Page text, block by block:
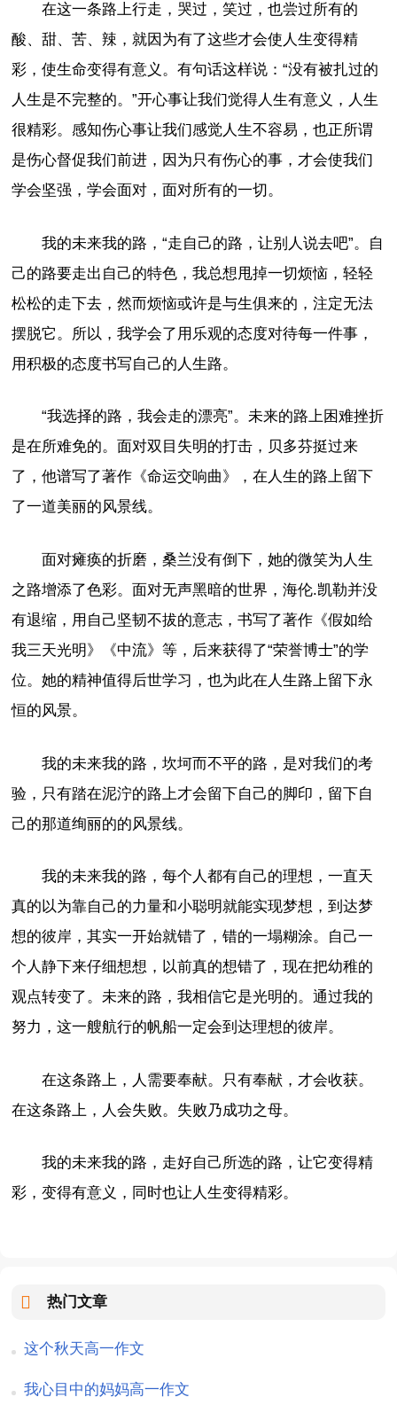
在这一条路上行走，哭过，笑过，也尝过所有的
酸、甜、苦、辣，就因为有了这些才会使人生变得精
彩，使生命变得有意义。有句话这样说：“没有被扎过的
人生是不完整的。”开心事让我们觉得人生有意义，人生
很精彩。感知伤心事让我们感觉人生不容易，也正所谓
是伤心督促我们前进，因为只有伤心的事，才会使我们
学会坚强，学会面对，面对所有的一切。
我的未来我的路，“走自己的路，让别人说去吧”。自
己的路要走出自己的特色，我总想甩掉一切烦恼，轻轻
松松的走下去，然而烦恼或许是与生俱来的，注定无法
摆脱它。所以，我学会了用乐观的态度对待每一件事，
用积极的态度书写自己的人生路。
“我选择的路，我会走的漂亮”。未来的路上困难挫折
是在所难免的。面对双目失明的打击，贝多芬挺过来
了，他谱写了著作《命运交响曲》，在人生的路上留下
了一道美丽的风景线。
面对瘫痪的折磨，桑兰没有倒下，她的微笑为人生
之路增添了色彩。面对无声黑暗的世界，海伦.凯勒并没
有退缩，用自己坚韧不拔的意志，书写了著作《假如给
我三天光明》《中流》等，后来获得了“荣誉博士”的学
位。她的精神值得后世学习，也为此在人生路上留下永
恒的风景。
我的未来我的路，坎坷而不平的路，是对我们的考
验，只有踏在泥泞的路上才会留下自己的脚印，留下自
己的那道绚丽的的风景线。
我的未来我的路，每个人都有自己的理想，一直天
真的以为靠自己的力量和小聪明就能实现梦想，到达梦
想的彼岸，其实一开始就错了，错的一塌糊涂。自己一
个人静下来仔细想想，以前真的想错了，现在把幼稚的
观点转变了。未来的路，我相信它是光明的。通过我的
努力，这一艘航行的帆船一定会到达理想的彼岸。
在这条路上，人需要奉献。只有奉献，才会收获。
在这条路上，人会失败。失败乃成功之母。
我的未来我的路，走好自己所选的路，让它变得精
彩，变得有意义，同时也让人生变得精彩。
热门文章
这个秋天高一作文
我心目中的妈妈高一作文